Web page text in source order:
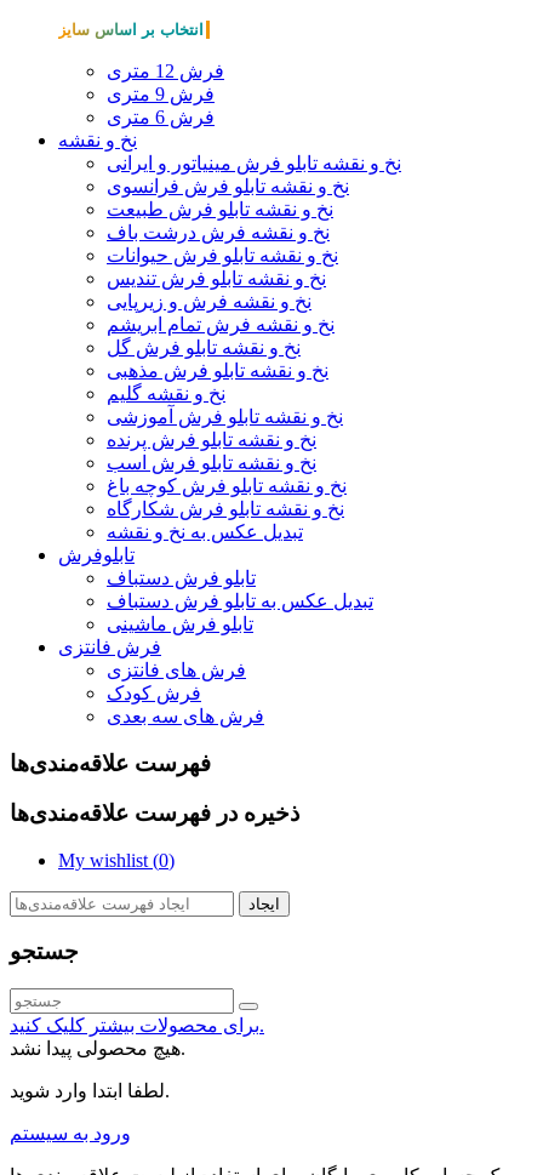
انتخاب بر اساس سایز
فرش 12 متری
فرش 9 متری
فرش 6 متری
نخ و نقشه
نخ و نقشه تابلو فرش مینیاتور و ایرانی
نخ و نقشه تابلو فرش فرانسوی
نخ و نقشه تابلو فرش طبیعت
نخ و نقشه فرش درشت باف
نخ و نقشه تابلو فرش حیوانات
نخ و نقشه تابلو فرش تندیس
نخ و نقشه فرش و زیرپایی
نخ و نقشه فرش تمام ابریشم
نخ و نقشه تابلو فرش گل
نخ و نقشه تابلو فرش مذهبی
نخ و نقشه گلیم
نخ و نقشه تابلو فرش آموزشی
نخ و نقشه تابلو فرش پرنده
نخ و نقشه تابلو فرش اسب
نخ و نقشه تابلو فرش کوچه باغ
نخ و نقشه تابلو فرش شکارگاه
تبدیل عکس به نخ و نقشه
تابلوفرش
تابلو فرش دستباف
تبدیل عکس به تابلو فرش دستباف
تابلو فرش ماشینی
فرش فانتزی
فرش های فانتزی
فرش کودک
فرش های سه بعدی
فهرست علاقه‌مندی‌ها
ذخیره در فهرست علاقه‌مندی‌ها
My wishlist (0)
ایجاد
جستجو
برای محصولات بیشتر کلیک کنید.
هیچ محصولی پیدا نشد.
لطفا ابتدا وارد شوید.
ورود به سیستم